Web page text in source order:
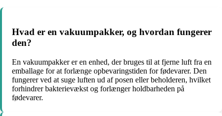
Hvad er en vakuumpakker, og hvordan fungerer
den?
En vakuumpakker er en enhed, der bruges til at fjerne luft fra en
emballage for at forlænge opbevaringstiden for fødevarer. Den
fungerer ved at suge luften ud af posen eller beholderen, hvilket
forhindrer bakterievækst og forlænger holdbarheden på
fødevarer.